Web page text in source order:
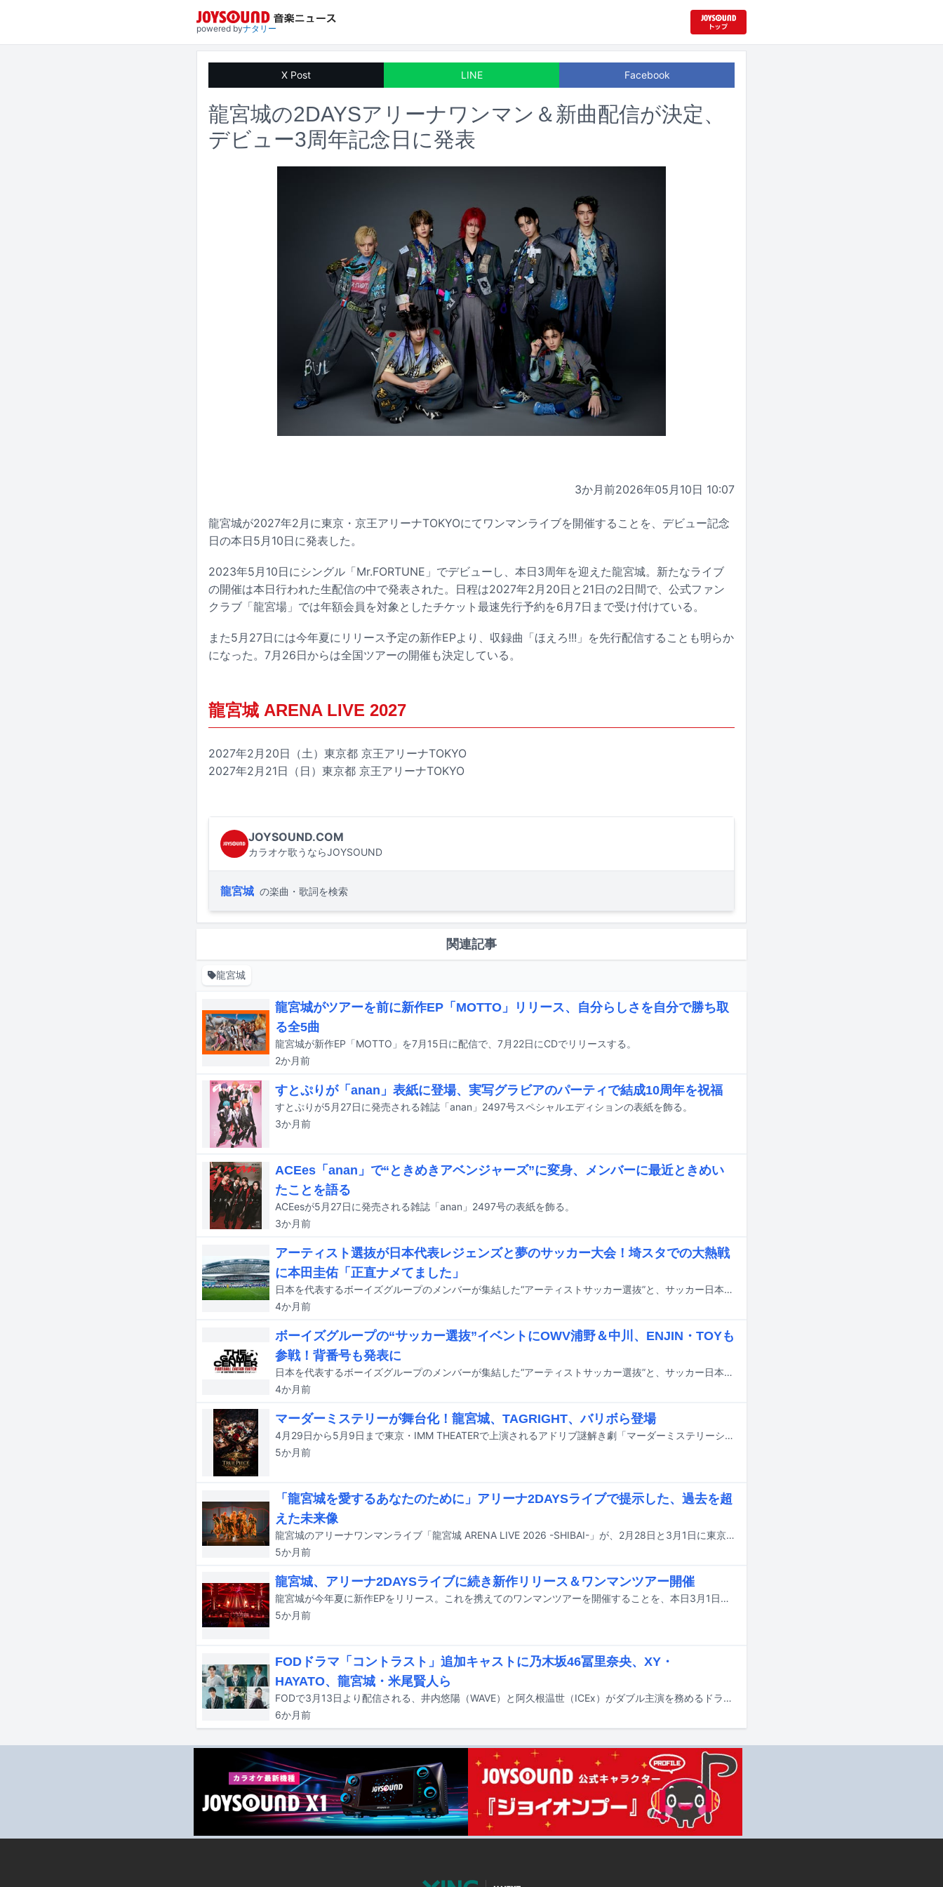
powered byナタリー
X Post LINE Facebook
龍宮城の2DAYSアリーナワンマン＆新曲配信が決定、
デビュー3周年記念日に発表
3か月前2026年05月10日 10:07
龍宮城が2027年2月に東京・京王アリーナTOKYOにてワンマンライブを開催することを、デビュー記念
日の本日5月10日に発表した。
2023年5月10日にシングル「Mr.FORTUNE」でデビューし、本日3周年を迎えた龍宮城。新たなライブ
の開催は本日行われた生配信の中で発表された。日程は2027年2月20日と21日の2日間で、公式ファン
クラブ「龍宮場」では年額会員を対象としたチケット最速先行予約を6月7日まで受け付けている。
また5月27日には今年夏にリリース予定の新作EPより、収録曲「ほえろ!!!」を先行配信することも明らか
になった。7月26日からは全国ツアーの開催も決定している。
龍宮城 ARENA LIVE 2027
2027年2月20日（土）東京都 京王アリーナTOKYO
2027年2月21日（日）東京都 京王アリーナTOKYO
JOYSOUND.COM
カラオケ歌うならJOYSOUND
龍宮城 の楽曲・歌詞を検索
関連記事
龍宮城
龍宮城がツアーを前に新作EP「MOTTO」リリース、自分らしさを自分で勝ち取
る全5曲
龍宮城が新作EP「MOTTO」を7月15日に配信で、7月22日にCDでリリースする。
2か月前
すとぷりが「anan」表紙に登場、実写グラビアのパーティで結成10周年を祝福
すとぷりが5月27日に発売される雑誌「anan」2497号スペシャルエディションの表紙を飾る。
3か月前
ACEes「anan」で“ときめきアベンジャーズ”に変身、メンバーに最近ときめい
たことを語る
ACEesが5月27日に発売される雑誌「anan」2497号の表紙を飾る。
3か月前
アーティスト選抜が日本代表レジェンズと夢のサッカー大会！埼スタでの大熱戦
に本田圭佑「正直ナメてました」
日本を代表するボーイズグループのメンバーが集結した“アーティストサッカー選抜”と、サッカー日本代表レジェンズチームがドリームマッチを行うイベント「THE GAME CENTER -FOOTBALL DREAM MATCH- in Saitama Stadium 2〇〇2」が4月4日に埼玉・埼玉スタジアム2〇〇2で開催された。
4か月前
ボーイズグループの“サッカー選抜”イベントにOWV浦野＆中川、ENJIN・TOYも
参戦！背番号も発表に
日本を代表するボーイズグループのメンバーが集結した“アーティストサッカー選抜”と、サッカー日本代表レジェンズチームがドリームマッチを行うイベント「THE GAME CENTER -FOOTBALL DREAM MATCH- in Saitama Stadium 2〇〇2」が4月4日に埼玉・埼玉スタジアム2〇〇2で開催される。このイベントに、OWVの浦野秀太と中川勝就、ENJINのTOYが参加することが新たに発表された。
4か月前
マーダーミステリーが舞台化！龍宮城、TAGRIGHT、バリボら登場
4月29日から5月9日まで東京・IMM THEATERで上演されるアドリブ謎解き劇「マーダーミステリーシアター『THE TRUE PIECE』」に龍宮城、TAGRIGHT、MATSURI、BALLISTIK BOYZ、LIL LEAGUEの中村竜大、山田晃大、百田隼麻が出演する。
5か月前
「龍宮城を愛するあなたのために」アリーナ2DAYSライブで提示した、過去を超
えた未来像
龍宮城のアリーナワンマンライブ「龍宮城 ARENA LIVE 2026 -SHIBAI-」が、2月28日と3月1日に東京・TOYOTA ARENA TOKYOにて開催された。
5か月前
龍宮城、アリーナ2DAYSライブに続き新作リリース＆ワンマンツアー開催
龍宮城が今年夏に新作EPをリリース。これを携えてのワンマンツアーを開催することを、本日3月1日に東京・TOYOTA ARENA TOKYOで開催したアリーナワンマンライブ「龍宮城 ARENA LIVE 2026 -SHIBAI-」の最終公演で発表した。
5か月前
FODドラマ「コントラスト」追加キャストに乃木坂46冨里奈央、XY・
HAYATO、龍宮城・米尾賢人ら
FODで3月13日より配信される、井内悠陽（WAVE）と阿久根温世（ICEx）がダブル主演を務めるドラマ「コントラスト」の追加キャストとして、冨里奈央（乃木坂46）、HAYATO（XY）、米尾賢人（龍宮城）らが発表された。
6か月前